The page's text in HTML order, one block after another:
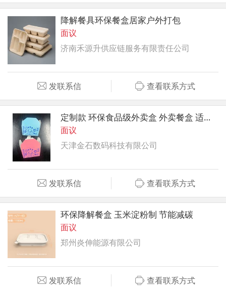
降解餐具环保餐盒居家户外打包
面议
济南禾源升供应链服务有限责任公司
发联系信 查看联系方式
定制款 环保食品级外卖盒 外卖餐盒 适应多种食品
面议
天津金石数码科技有限公司
发联系信 查看联系方式
环保降解餐盒 玉米淀粉制 节能减碳
面议
郑州炎伸能源有限公司
发联系信 查看联系方式